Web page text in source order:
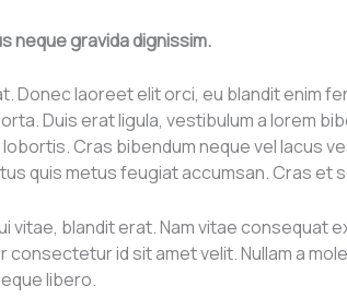
neque gravida dignissim.
Donec laoreet elit orci, eu blandit enim
Duis erat ligula, vestibulum a lorem
Cras bibendum neque vel lacus
quis metus feugiat accumsan. Cras et
vitae, blandit erat. Nam vitae consequat
id sit amet velit. Nullam a
libero.